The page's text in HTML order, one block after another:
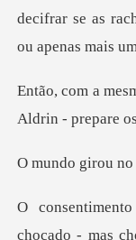
decifrar se as
Aldrin - pre
rou